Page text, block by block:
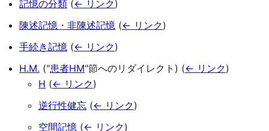
記憶の分類 (← リンク)
陳述記憶・非陳述記憶 (← リンク)
手続き記憶 (← リンク)
H.M. ("患者HM"節へのリダイレクト) (← リンク)
H (← リンク)
逆行性健忘 (← リンク)
空間記憶 (← リンク)